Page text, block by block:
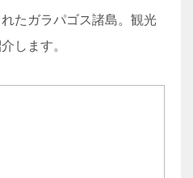
たガラパゴス諸島。観光
します。